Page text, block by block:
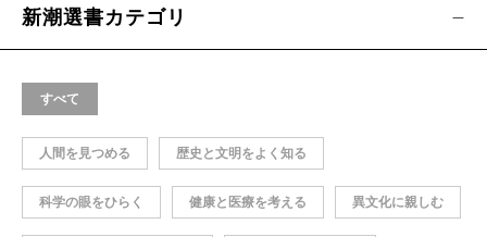
新潮選書カテゴリ
すべて
人間を見つめる 歴史と文明をよく知る
科学の眼をひらく 健康と医療を考える 異文化に親しむ